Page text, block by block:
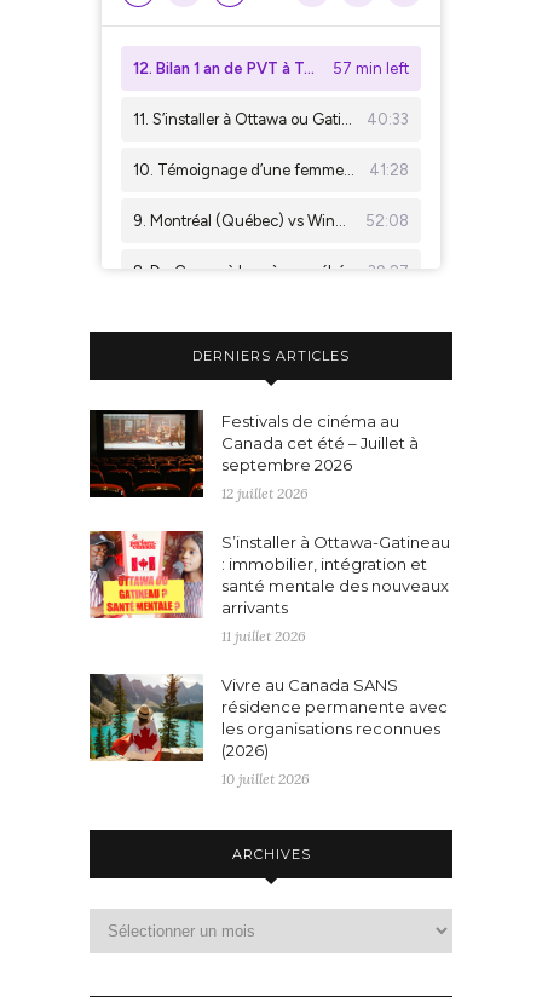
DERNIERS ARTICLES
Festivals de cinéma au
Canada cet été – Juillet à
septembre 2026
12 juillet 2026
S’installer à Ottawa-Gatineau
: immobilier, intégration et
santé mentale des nouveaux
arrivants
11 juillet 2026
Vivre au Canada SANS
résidence permanente avec
les organisations reconnues
(2026)
10 juillet 2026
ARCHIVES